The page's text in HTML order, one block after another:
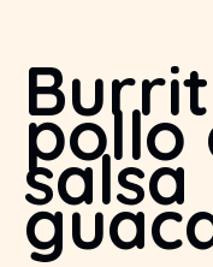
pollo
salsa